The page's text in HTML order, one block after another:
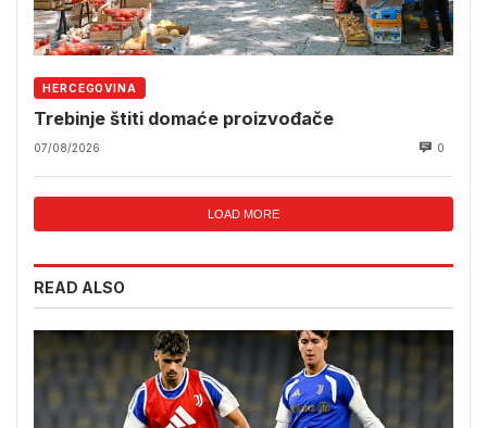
HERCEGOVINA
Trebinje štiti domaće proizvođače
07/08/2026 0
LOAD MORE
READ ALSO